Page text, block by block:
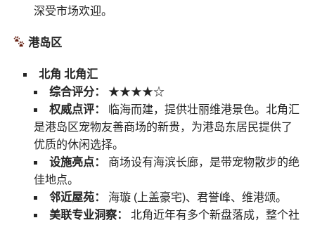
深受市场欢迎。
港岛区
北角 北角汇
综合评分：
★★★★☆
权威点评：
临海而建，提供壮丽维港景色。北角汇
是港岛区宠物友善商场的新贵，为港岛东居民提供了
优质的休闲选择。
设施亮点：
商场设有海滨长廊，是带宠物散步的绝
佳地点。
邻近屋苑：
海璇 (上盖豪宅)、君誉峰、维港颂。
美联专业洞察：
北角近年有多个新盘落成，整个社